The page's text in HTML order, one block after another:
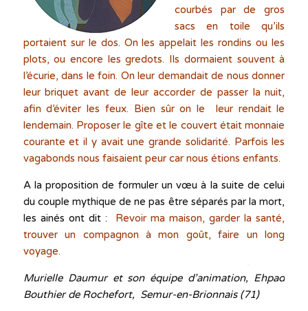
courbés par de gros
sacs en toile qu’ils
portaient sur le dos. On les appelait les rondins ou les
plots, ou encore les gredots. Ils dormaient souvent à
l’écurie, dans le foin. On leur demandait de nous donner
leur briquet avant de leur accorder de passer la nuit,
afin d’éviter les feux. Bien sûr on le leur rendait le
lendemain. Proposer le gîte et le couvert était monnaie
courante et il y avait une grande solidarité. Parfois les
vagabonds nous faisaient peur car nous étions enfants.
A la proposition de formuler un vœu à la suite de celui
du couple mythique de ne pas être séparés par la mort,
les ainés ont dit : Revoir ma maison, garder la santé,
trouver un compagnon à mon goût, faire un long
voyage.
Murielle Daumur et son équipe d’animation, Ehpad
Bouthier de Rochefort, Semur-en-Brionnais (71)